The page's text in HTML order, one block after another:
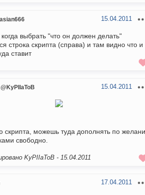
15.04.2011
выбрать "что он должен делать"
строка скрипта (справа) и там видно что и
ставит
@KyPIIaToB 15.04.2011
скрипта, можешь туда дополнять по
свободно.
KyPIIaToB - 15.04.2011
17.04.2011